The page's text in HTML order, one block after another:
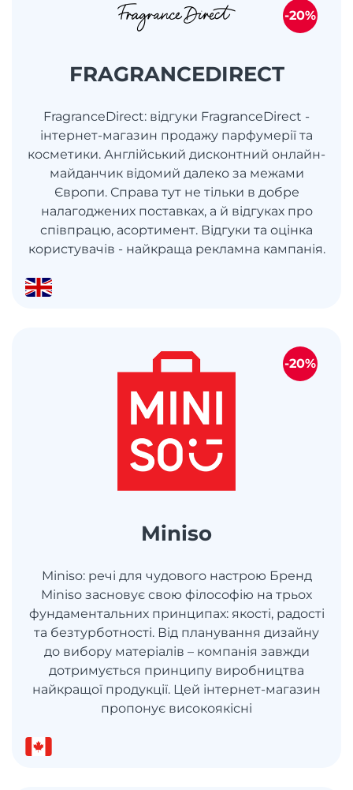
FRAGRANCEDIRECT
FragranceDirect: відгуки FragranceDirect -
інтернет-магазин продажу парфумерії та
косметики. Англійський дисконтний онлайн-
майданчик відомий далеко за межами
Європи. Справа тут не тільки в добре
налагоджених поставках, а й відгуках про
співпрацю, асортимент. Відгуки та оцінка
користувачів - найкраща рекламна кампанія.
-20%
Miniso
Miniso: речі для чудового настрою Бренд
Miniso засновує свою філософію на трьох
фундаментальних принципах: якості, радості
та безтурботності. Від планування дизайну
до вибору матеріалів – компанія завжди
дотримується принципу виробництва
найкращої продукції. Цей інтернет-магазин
пропонує високоякісні
-20%